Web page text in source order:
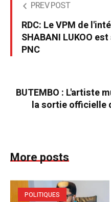
PREV POST
RDC: Le VPM de
SHABANI LUKOO
PNC
BUTEMBO : L'artiste
la sortie officielle
More posts
POLITIQUES